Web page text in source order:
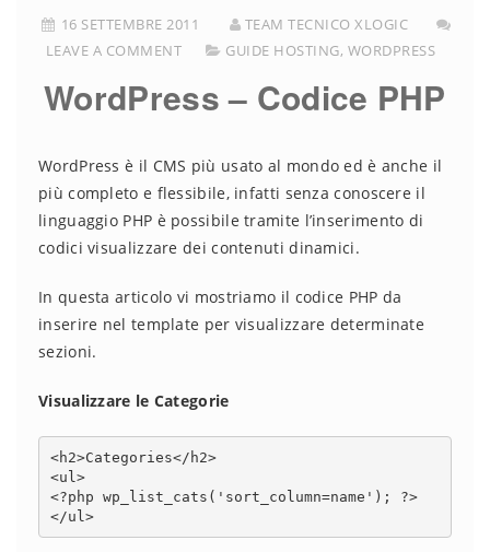
16 SETTEMBRE 2011
TEAM TECNICO XLOGIC
LEAVE A COMMENT
GUIDE HOSTING, WORDPRESS
WordPress – Codice PHP
WordPress è il CMS più usato al mondo ed è anche il
più completo e flessibile, infatti senza conoscere il
linguaggio PHP è possibile tramite l’inserimento di
codici visualizzare dei contenuti dinamici.
In questa articolo vi mostriamo il codice PHP da
inserire nel template per visualizzare determinate
sezioni.
Visualizzare le Categorie
<h2>Categories</h2>
<ul>
<?php wp_list_cats('sort_column=name'); ?>
</ul>